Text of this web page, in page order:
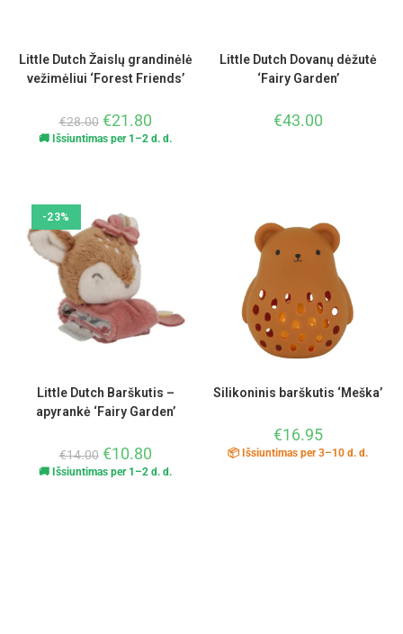
Little Dutch Žaislų grandinėlė
vežimėliui ‘Forest Friends’
€28.00 €21.80
🚚 Išsiuntimas per 1–2 d. d.
Little Dutch Dovanų dėžutė
‘Fairy Garden’
€43.00
-23%
Little Dutch Barškutis –
apyrankė ‘Fairy Garden’
€14.00 €10.80
🚚 Išsiuntimas per 1–2 d. d.
Silikoninis barškutis ‘Meška’
€16.95
📦 Išsiuntimas per 3–10 d. d.